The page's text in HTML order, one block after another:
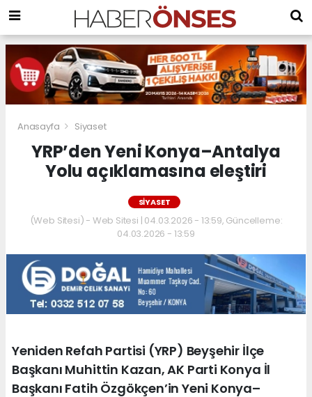
Anasayfa Siyaset
YRP’den Yeni Konya–Antalya
Yolu açıklamasına eleştiri
SIYASET
(Web Sitesi) - Web Sitesi | 04.03.2026 - 13:59, Güncelleme:
04.03.2026 - 13:59
Yeniden Refah Partisi (YRP) Beyşehir İlçe
Başkanı Muhittin Kazan, AK Parti Konya İl
Başkanı Fatih Özgökçen’in Yeni Konya–